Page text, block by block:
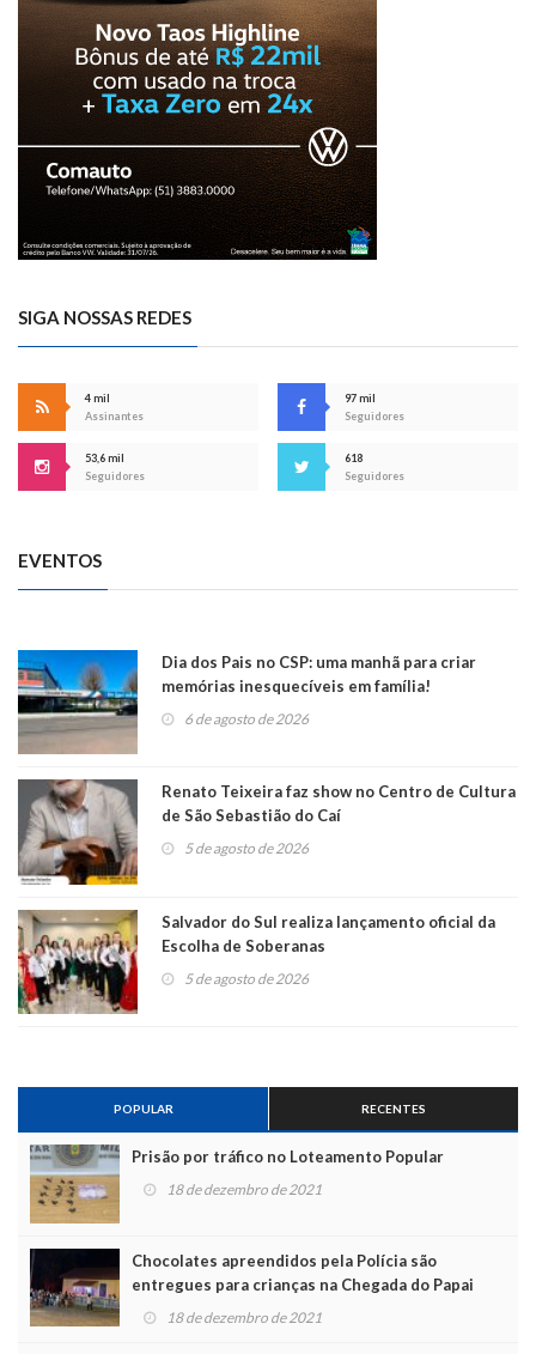
SIGA NOSSAS REDES
4 mil
Assinantes
97 mil
Seguidores
53,6 mil
Seguidores
618
Seguidores
EVENTOS
Dia dos Pais no CSP: uma manhã para criar
memórias inesquecíveis em família!
6 de agosto de 2026
Renato Teixeira faz show no Centro de Cultura
de São Sebastião do Caí
5 de agosto de 2026
Salvador do Sul realiza lançamento oficial da
Escolha de Soberanas
5 de agosto de 2026
POPULAR RECENTES
Prisão por tráfico no Loteamento Popular
18 de dezembro de 2021
Chocolates apreendidos pela Polícia são
entregues para crianças na Chegada do Papai
Noel
18 de dezembro de 2021